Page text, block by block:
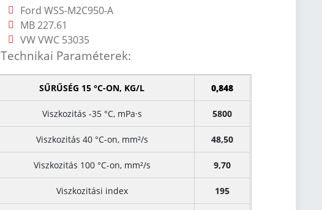
Ford WSS-M2C950-A
MB 227.61
VW VWC 53035
Technikai Paraméterek:
SŰRŰSÉG 15 °C-ON, KG/L 0,848
Viszkozitás -35 °C, mPa·s 5800
Viszkozitás 40 °C-on, mm²/s 48,50
Viszkozitás 100 °C-on, mm²/s 9,70
Viszkozitási index 195